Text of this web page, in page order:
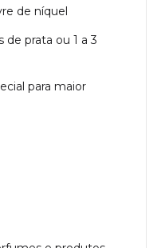
de níquel
de prata ou 1 a 3
para maior